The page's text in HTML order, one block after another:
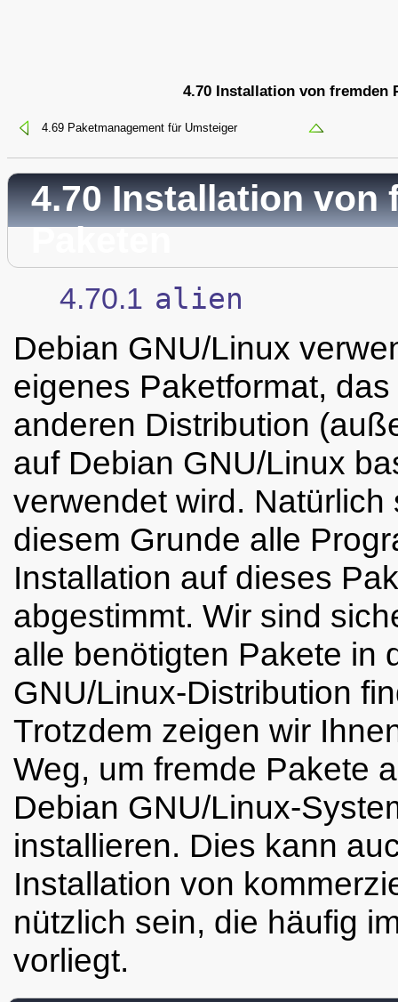
4.70 Installation von fremden
4.69 Paketmanagement für Umsteiger
4.70 Installation von
Paketen
4.70.1 alien
Debian GNU/Linux
eigenes Paketformat,
anderen Distribution
auf Debian GNU/Linux
verwendet wird. Natürlich
diesem Grunde alle
Installation auf dieses
abgestimmt. Wir sind
alle benötigten Pakete in
GNU/Linux-Distribution
Trotzdem zeigen wir
Weg, um fremde Pakete
Debian GNU/Linux-
installieren. Dies kann
Installation von
nützlich sein, die häufig
vorliegt.